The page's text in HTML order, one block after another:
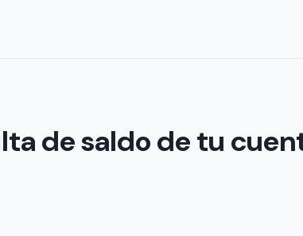
de saldo de tu